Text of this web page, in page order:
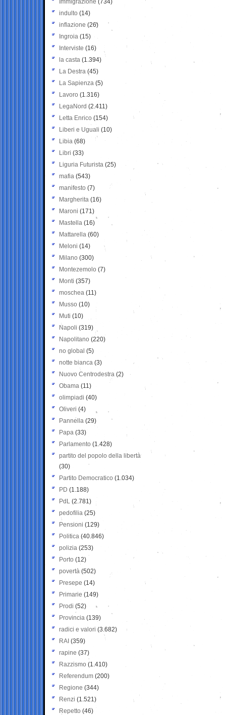
Immigrazione (734)
indulto (14)
inflazione (26)
Ingroia (15)
Interviste (16)
la casta (1.394)
La Destra (45)
La Sapienza (5)
Lavoro (1.316)
LegaNord (2.411)
Letta Enrico (154)
Liberi e Uguali (10)
Libia (68)
Libri (33)
Liguria Futurista (25)
mafia (543)
manifesto (7)
Margherita (16)
Maroni (171)
Mastella (16)
Mattarella (60)
Meloni (14)
Milano (300)
Montezemolo (7)
Monti (357)
moschea (11)
Musso (10)
Muti (10)
Napoli (319)
Napolitano (220)
no global (5)
notte bianca (3)
Nuovo Centrodestra (2)
Obama (11)
olimpiadi (40)
Oliveri (4)
Pannella (29)
Papa (33)
Parlamento (1.428)
partito del popolo della libertà
(30)
Partito Democratico (1.034)
PD (1.188)
PdL (2.781)
pedofilia (25)
Pensioni (129)
Politica (40.846)
polizia (253)
Porto (12)
povertà (502)
Presepe (14)
Primarie (149)
Prodi (52)
Provincia (139)
radici e valori (3.682)
RAI (359)
rapine (37)
Razzismo (1.410)
Referendum (200)
Regione (344)
Renzi (1.521)
Repetto (46)